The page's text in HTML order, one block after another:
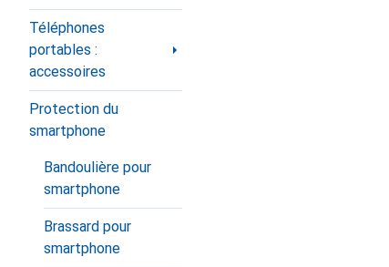
Téléphones
portables :
accessoires
Protection du
smartphone
Bandoulière pour
smartphone
Brassard pour
smartphone